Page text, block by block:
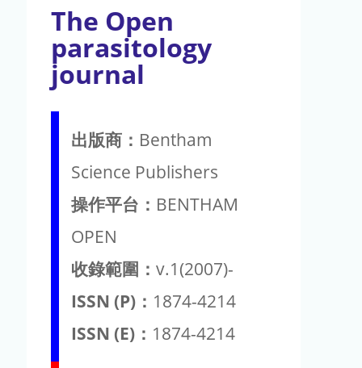
The Open
parasitology
journal
出版商： Bentham
Science Publishers
操作平台： BENTHAM
OPEN
收錄範圍： v.1(2007)-
ISSN (P)： 1874-4214
ISSN (E)： 1874-4214